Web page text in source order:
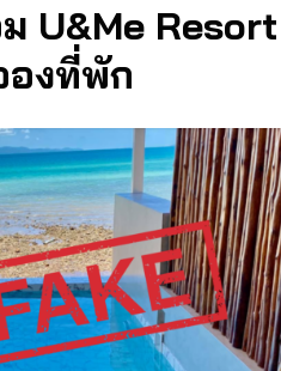
U&Me Resort
องที่พัก